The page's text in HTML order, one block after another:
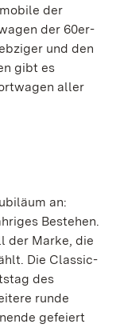
der
der 60er-
und den
gibt es
aller
an:
Bestehen.
der Marke, die
Die Classic-
des
runde
gefeiert